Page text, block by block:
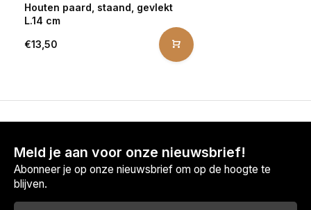
Houten paard, staand, gevlekt
L.14 cm
€13,50
Meld je aan voor onze nieuwsbrief!
Abonneer je op onze nieuwsbrief om op de hoogte te
blijven.